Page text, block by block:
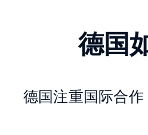
德国
德国注重国际合